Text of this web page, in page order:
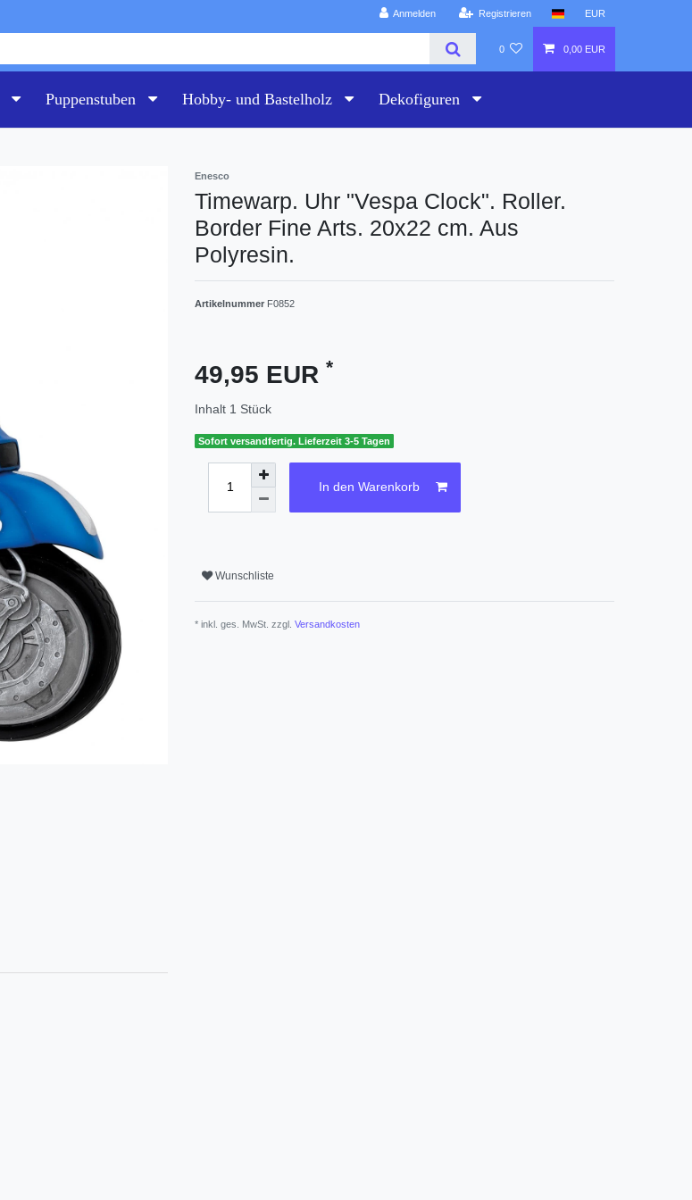
Anmelden Registrieren EUR
0 0,00 EUR
Puppenstuben Hobby- und Bastelholz Dekofiguren
Enesco
Timewarp. Uhr "Vespa Clock". Roller.
Border Fine Arts. 20x22 cm. Aus
Polyresin.
Artikelnummer F0852
49,95 EUR *
Inhalt 1 Stück
Sofort versandfertig. Lieferzeit 3-5 Tagen
In den Warenkorb
Wunschliste
* inkl. ges. MwSt. zzgl. Versandkosten